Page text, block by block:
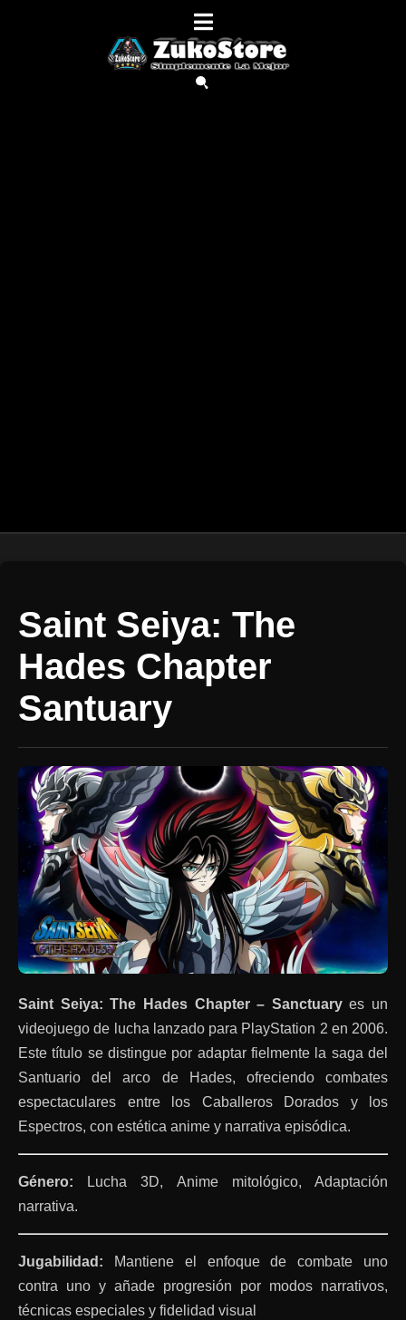
Saint Seiya: The
Hades Chapter
Santuary
Saint Seiya: The Hades Chapter – Sanctuaryes un
videojuego de lucha lanzado para PlayStation 2 en 2006.
Este título se distingue por adaptar fielmente la saga del
Santuario del arco de Hades, ofreciendo combates
espectaculares entre los Caballeros Dorados y los
Espectros, con estética anime y narrativa episódica.
Género: Lucha 3D, Anime mitológico, Adaptación
narrativa.
Jugabilidad: Mantiene el enfoque de combate uno
contra uno y añade progresión por modos narrativos,
técnicas especiales y fidelidad visual